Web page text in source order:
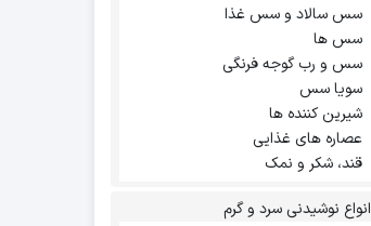
سس سالاد و سس غذا
سس ها
سس و رب گوجه فرنگی
سویا سس
شیرین کننده ها
عصاره های غذایی
قند، شکر و نمک
انواع نوشیدنی سرد و گرم